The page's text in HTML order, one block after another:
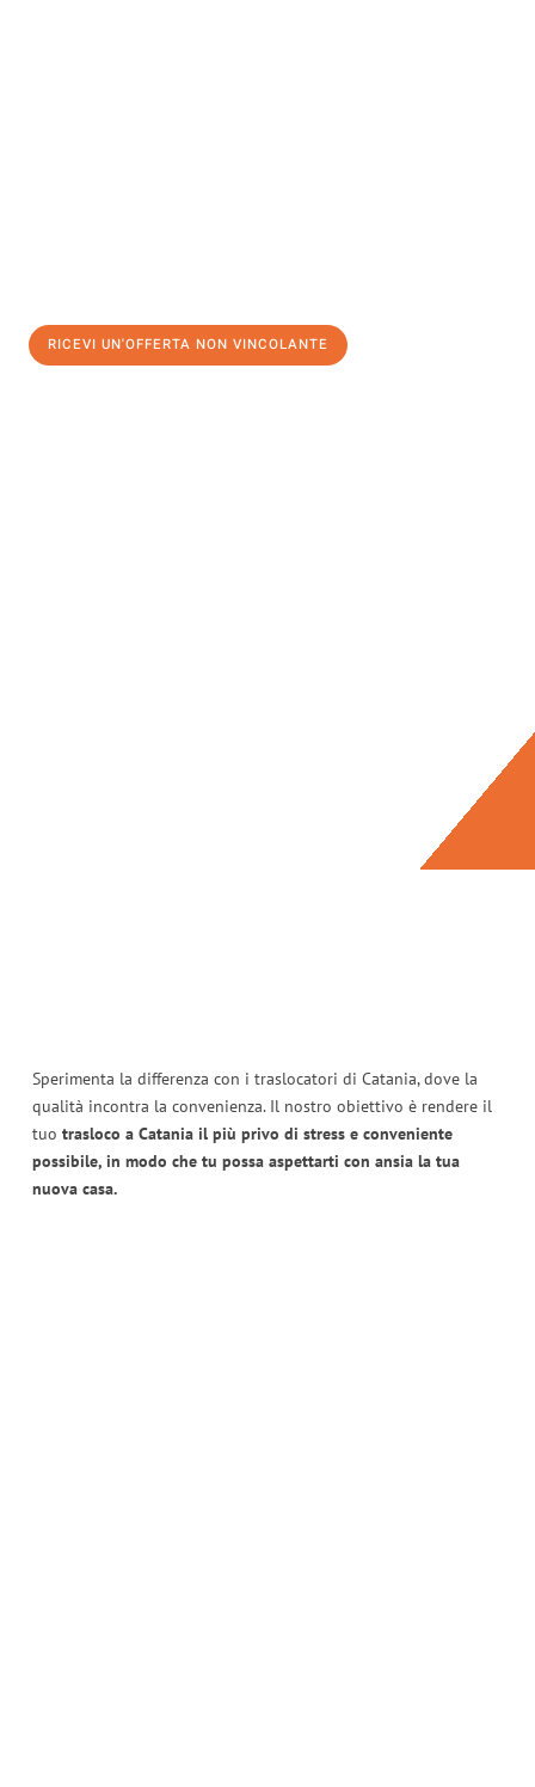
RICEVI UN'OFFERTA NON VINCOLANTE
Sperimenta la differenza con i traslocatori di Catania, dove la
qualità incontra la convenienza. Il nostro obiettivo è rendere il
tuo trasloco a Catania il più privo di stress e conveniente
possibile, in modo che tu possa aspettarti con ansia la tua
nuova casa.